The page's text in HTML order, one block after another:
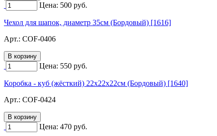
Цена: 500 руб.
Чехол для шапок, диаметр 35см (Бордовый) [1616]
Арт.: COF-0406
Цена: 550 руб.
Коробка - куб (жёсткий) 22х22х22см (Бордовый) [1640]
Арт.: COF-0424
Цена: 470 руб.